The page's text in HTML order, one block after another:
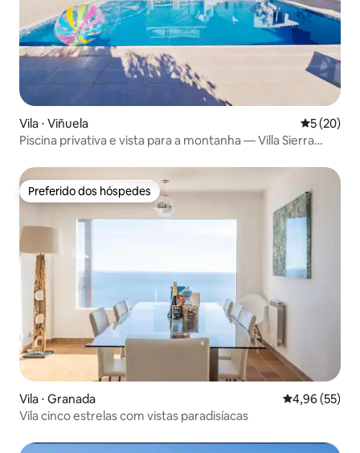
Vila ⋅ Viñuela 5 de uma
5 (20)
Piscina privativa e vista para a montanha — Villa Sierra
Preferido dos hóspedes
Preferido dos hóspedes
Vila ⋅ Granada 4,96 de uma
4,96 (55)
Vila cinco estrelas com vistas paradisíacas